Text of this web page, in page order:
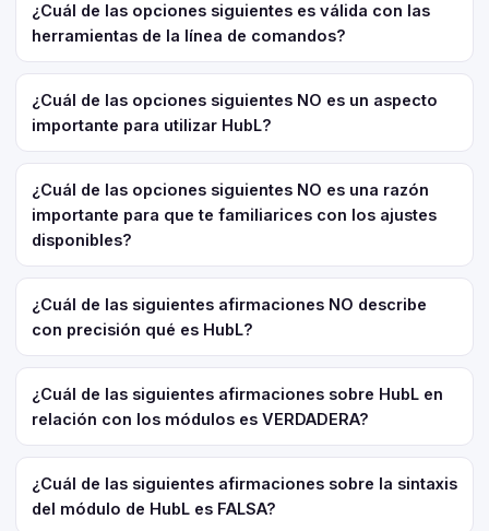
¿Cuál de las opciones siguientes es válida con las
herramientas de la línea de comandos?
¿Cuál de las opciones siguientes NO es un aspecto
importante para utilizar HubL?
¿Cuál de las opciones siguientes NO es una razón
importante para que te familiarices con los ajustes
disponibles?
¿Cuál de las siguientes afirmaciones NO describe
con precisión qué es HubL?
¿Cuál de las siguientes afirmaciones sobre HubL en
relación con los módulos es VERDADERA?
¿Cuál de las siguientes afirmaciones sobre la sintaxis
del módulo de HubL es FALSA?